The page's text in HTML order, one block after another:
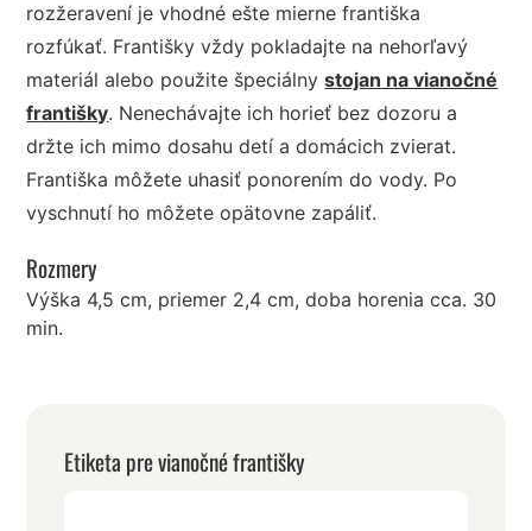
rozžeravení je vhodné ešte mierne františka
rozfúkať. Františky vždy pokladajte na nehorľavý
materiál alebo použite špeciálnystojan na vianočné
františky. Nenechávajte ich horieť bez dozoru a
držte ich mimo dosahu detí a domácich zvierat.
Františka môžete uhasiť ponorením do vody. Po
vyschnutí ho môžete opätovne zapáliť.
Rozmery
Výška 4,5 cm, priemer 2,4 cm, doba horenia cca. 30
min.
Etiketa pre vianočné františky